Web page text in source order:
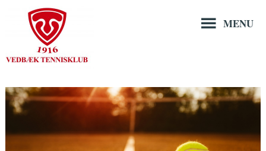
indholdet
MENU